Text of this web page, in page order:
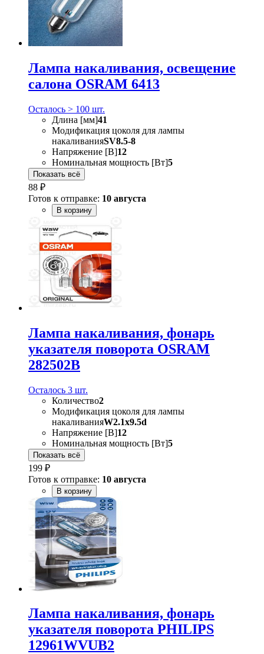
Лампа накаливания, oсвещение
салона OSRAM 6413
Осталось > 100 шт.
Длина [мм]41
Модификация цоколя для лампы
накаливанияSV8.5-8
Напряжение [В]12
Номинальная мощность [Вт]5
Показать всё
88 ₽
Готов к отправке: 10 августа
В корзину
Лампа накаливания, фонарь
указателя поворота OSRAM
282502B
Осталось 3 шт.
Количество2
Модификация цоколя для лампы
накаливанияW2.1x9.5d
Напряжение [В]12
Номинальная мощность [Вт]5
Показать всё
199 ₽
Готов к отправке: 10 августа
В корзину
Лампа накаливания, фонарь
указателя поворота PHILIPS
12961WVUB2